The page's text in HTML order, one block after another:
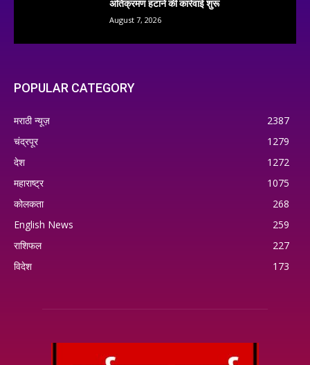
अतिक्रमण हटाने की कार्रवाई शुरू
August 7, 2026
POPULAR CATEGORY
मराठी न्यूज़
2387
चंद्रपूर
1279
देश
1272
महाराष्ट्र
1075
कोलकता
268
English News
259
राशिफल
227
विदेश
173